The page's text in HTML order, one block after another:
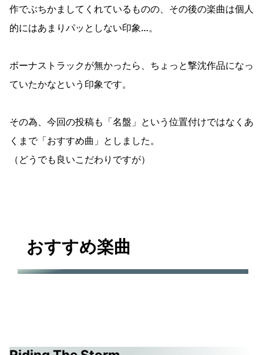
作でぶちかましてくれているものの、その後の楽曲は個人
的にはあまりパッとしない印象…。
ボーナストラックが無かったら、ちょっと撃沈作品になっ
ていたかなという印象です。
その為、今回の投稿も「名盤」という位置付けではなくあ
くまで「おすすめ曲」としました。
（どうでも良いこだわりですが）
おすすめ楽曲